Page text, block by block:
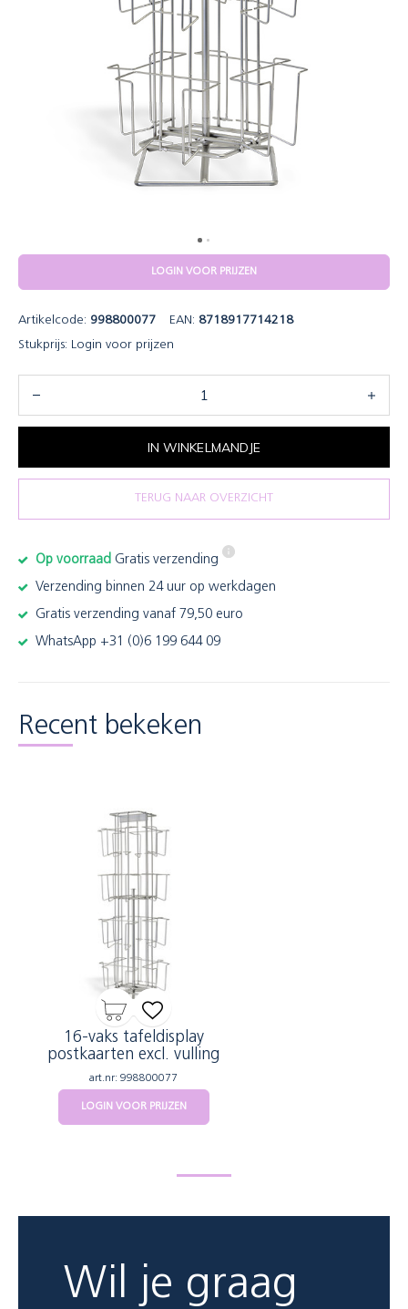
LOGIN VOOR PRIJZEN
Artikelcode: 998800077 EAN: 8718917714218
Stukprijs: Login voor prijzen
IN WINKELMANDJE
TERUG NAAR OVERZICHT
Op voorraad Gratis verzending
Verzending binnen 24 uur op werkdagen
Gratis verzending vanaf 79,50 euro
WhatsApp +31 (0)6 199 644 09
Recent bekeken
16-vaks tafeldisplay
postkaarten excl. vulling
art.nr: 998800077
LOGIN VOOR PRIJZEN
Wil je graag